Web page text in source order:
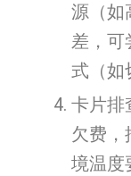
源（如
差，可
式（如
卡片排
欠费，
境温度